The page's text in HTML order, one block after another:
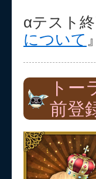
αテスト
について 』
トー
前登